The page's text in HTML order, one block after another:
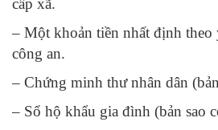
– Một khoản tiền nhất định theo
công an.
– Chứng minh thư nhân dân
– Sổ hộ khẩu gia đình (bản sao